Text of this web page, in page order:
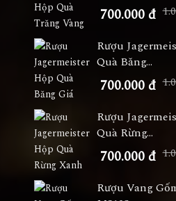
700.000 đ
Rượu
Quà Băng...
700.000 đ
Rượu
Quà Rừng...
700.000 đ
Rượu Vang